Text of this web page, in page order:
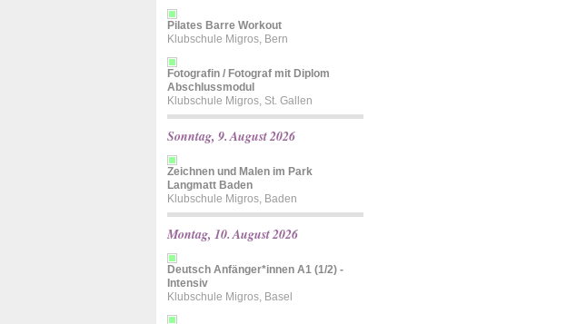
Pilates Barre Workout
Klubschule Migros, Bern
Fotografin / Fotograf mit Diplom
Abschlussmodul
Klubschule Migros, St. Gallen
Sonntag, 9. August 2026
Zeichnen und Malen im Park
Langmatt Baden
Klubschule Migros, Baden
Montag, 10. August 2026
Deutsch Anfänger*innen A1 (1/2) -
Intensiv
Klubschule Migros, Basel